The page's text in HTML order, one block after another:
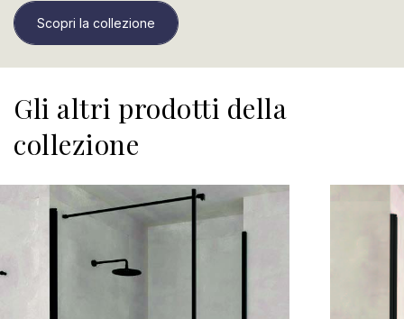
Scopri la collezione
Gli altri prodotti della
collezione